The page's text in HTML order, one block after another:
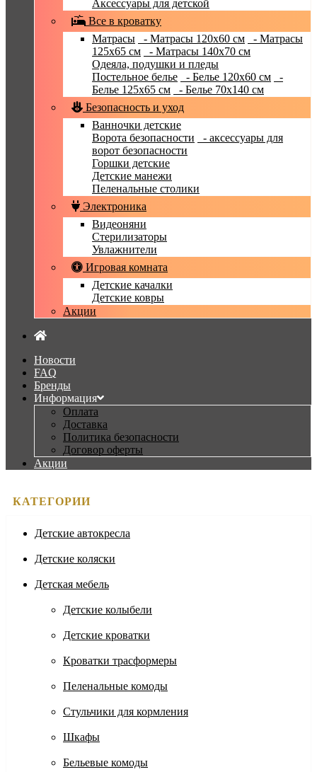
Аксессуары для детской
Все в кроватку
Матрасы
- Матрасы 120x60 см
- Матрасы
125x65 см
- Матрасы 140x70 см
Одеяла, подушки и пледы
Постельное белье
- Белье 120x60 см
-
Белье 125x65 см
- Белье 70х140 см
Безопасность и уход
Ванночки детские
Ворота безопасности
- аксессуары для
ворот безопасности
Горшки детские
Детские манежи
Пеленальные столики
Электроника
Видеоняни
Стерилизаторы
Увлажнители
Игровая комната
Детские качалки
Детские ковры
Акции
Новости
FAQ
Бренды
Информация
Оплата
Доставка
Политика безопасности
Договор оферты
Акции
КАТЕГОРИИ
Детские автокресла
Детские коляски
Детская мебель
Детские колыбели
Детские кроватки
Кроватки трасформеры
Пеленальные комоды
Стульчики для кормления
Шкафы
Бельевые комоды